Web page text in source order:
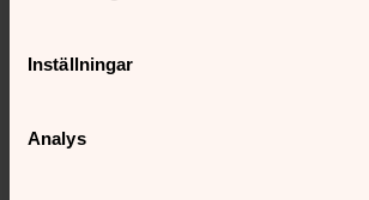
Inställningar
Analys